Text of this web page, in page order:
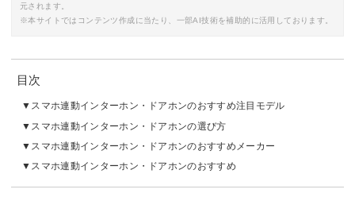
元されます。
※本サイトではコンテンツ作成に当たり、一部AI技術を補助的に活用しております。
目次
スマホ連動インターホン・ドアホンのおすすめ注目モデル
スマホ連動インターホン・ドアホンの選び方
スマホ連動インターホン・ドアホンのおすすめメーカー
スマホ連動インターホン・ドアホンのおすすめ